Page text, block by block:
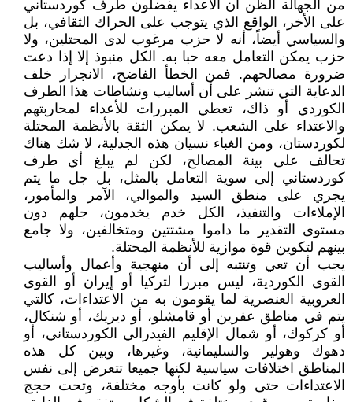
من الجهالة الظن أن الأعداء يفضلون طرف كوردستاني
على الأخر، الواقع الذي يتوجب على الحراك الثقافي، بل
والسياسي أيضاً، أنه لا حزب مرغوب لدى المحتلين، ولا
حزب يمكن التعامل معه حبا به. الكل منبوذ إلا إذا دعت
ضرورة مصالحهم. فمن الخطأ الفاضح، الانجرار خلف
الدعاية التي تنشر على أن أساليب ونشاطات هذا الطرف
الكوردي أو ذاك، تعطي المبررات للأعداء لمحاربتهم
والاعتداء على الشعب. لا يمكن الثقة بالأنظمة المحتلة
لكوردستان، ومن الغباء نسيان هذه الجدلية، لا شك هناك
تحالف على بينة المصالح، لكن لم يبلغ أي طرف
كوردستاني إلى سوية التعامل بالمثل، بل جل ما يتم
يجري على منطق السيد والموالي، الآمر والمأمور،
الإملاءات والتنفيذ، الكل خدم يخدمون، جلهم دون
مستوى التقدير ما داموا مشتتين ومتخالفين، ولا جامع
بينهم لتكوين قوة موازية للأنظمة المحتلة.
يجب أن تعي وتنتبه إلى أن منهجية وأعمال وأساليب
القوى الكوردية، ليس مبررا لتركيا أو إيران أو القوى
العروبية العنصرية لما يقومون به من الاعتداءات، كالتي
يتم في مناطق عفرين أو قامشلو، أو ديريك، أو شنكال،
أو كركوك، أو شمال الإقليم الفيدرالي الكوردستاني، أو
دهوك وهولير والسليمانية، وغيرها، وبين كل هذه
المناطق اختلافات سياسية لكنها جميعا تتعرض إلى نفس
الاعتداءات حتى ولو كانت بأوجه مختلفة، وتحت حجج